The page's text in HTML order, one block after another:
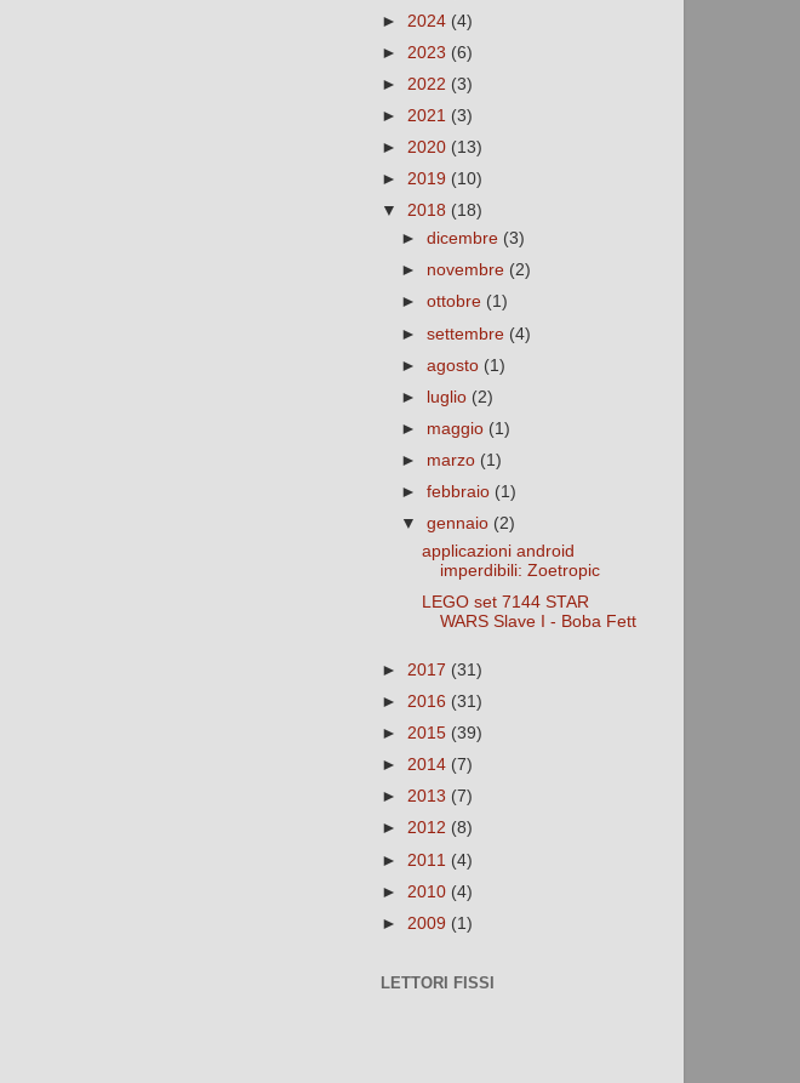
► 2024 (4)
► 2023 (6)
► 2022 (3)
► 2021 (3)
► 2020 (13)
► 2019 (10)
▼ 2018 (18)
►dicembre (3)
► novembre (2)
►ottobre (1)
►settembre (4)
►agosto (1)
►
luglio (2)
► maggio (1)
► marzo (1)
►febbraio (1)
▼gennaio (2)
applicazioni android
imperdibili: Zoetropic
LEGO set 7144 STAR
WARS Slave I - Boba Fett
► 2017 (31)
► 2016 (31)
► 2015 (39)
► 2014 (7)
► 2013 (7)
► 2012 (8)
► 2011 (4)
► 2010 (4)
► 2009 (1)
LETTORI FISSI